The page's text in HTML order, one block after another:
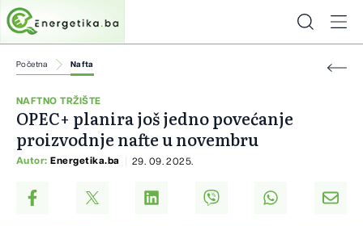
Početna Nafta
NAFTNO TRŽIŠTE
OPEC+ planira još jedno povećanje
proizvodnje nafte u novembru
Autor: Energetika.ba 29. 09. 2025.